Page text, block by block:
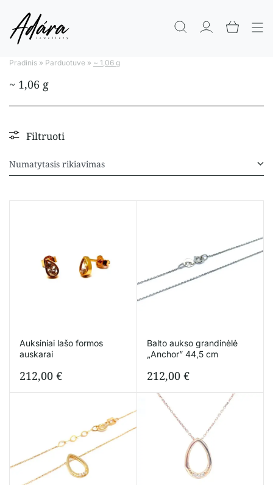
Pradinis » Parduotuve » ~ 1,06 g
~ 1,06 g
Filtruoti
Auksiniai lašo formos
auskarai
212,00 €
Balto aukso grandinėlė
„Anchor” 44,5 cm
212,00 €